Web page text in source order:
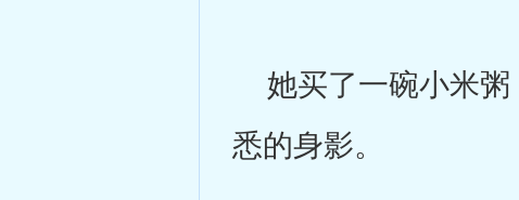
她买了一碗小米粥
悉的身影。